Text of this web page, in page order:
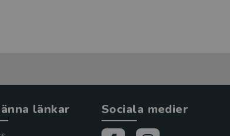
länkar Sociala medier